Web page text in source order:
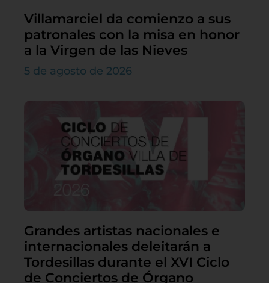
Villamarciel da comienzo a sus
patronales con la misa en honor
a la Virgen de las Nieves
5 de agosto de 2026
Grandes artistas nacionales e
internacionales deleitarán a
Tordesillas durante el XVI Ciclo
de Conciertos de Órgano